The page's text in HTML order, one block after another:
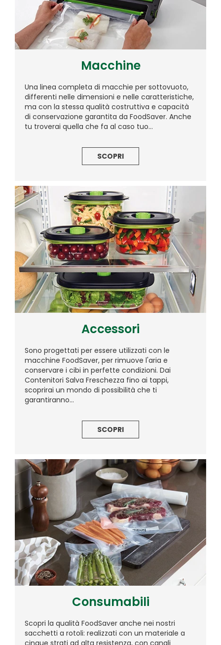
Macchine
Una linea completa di macchie per sottovuoto,
differenti nelle dimensioni e nelle caratteristiche,
ma con la stessa qualità costruttiva e capacità
di conservazione garantita da FoodSaver. Anche
tu troverai quella che fa al caso tuo...
SCOPRI
Accessori
Sono progettati per essere utilizzati con le
macchine FoodSaver, per rimuove l'aria e
conservare i cibi in perfette condizioni. Dai
Contenitori Salva Freschezza fino ai tappi,
scoprirai un mondo di possibilità che ti
garantiranno...
SCOPRI
Consumabili
Scopri la qualità FoodSaver anche nei nostri
sacchetti a rotoli: realizzati con un materiale a